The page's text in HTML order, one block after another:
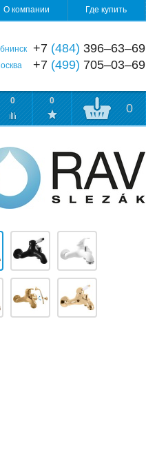
О компании Где купить
+7 (484) 396‒63‒69
+7 (499) 705‒03‒69
0 0
0